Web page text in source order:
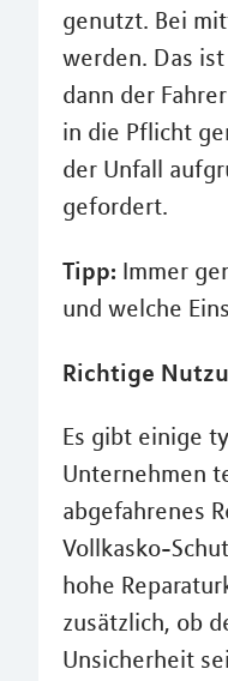
genutzt. Bei
werden. Das
dann der
in die Pflicht
der Unfall
gefordert.
Tipp: Immer
und welche
Richtige
Es gibt einige
Unternehmen
abgefahrenes
Vollkasko-
hohe
zusätzlich, ob
Unsicherheit